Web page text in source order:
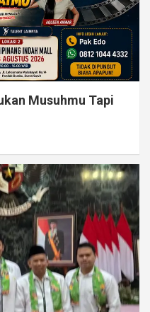
Musuhmu Tapi